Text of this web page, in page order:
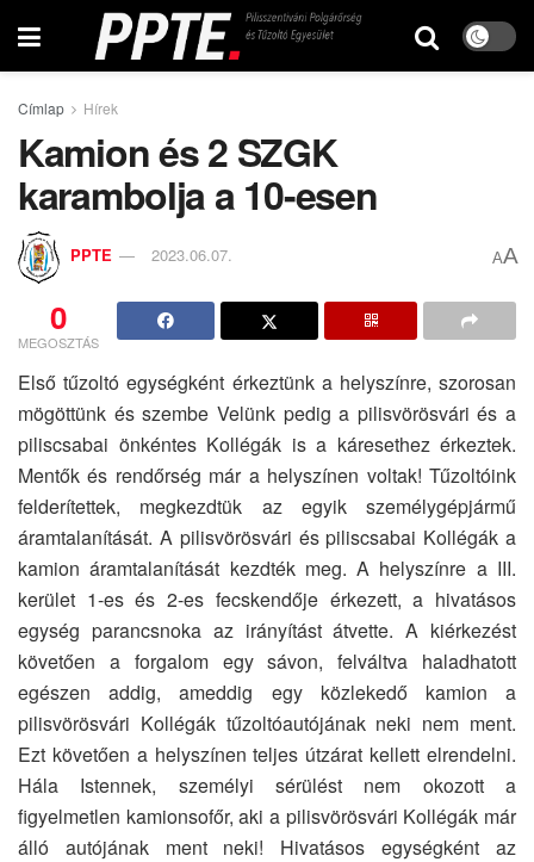
Címlap Hírek
Kamion és 2 SZGK
karambolja a 10-esen
PPTE 2023.06.07. AA
0
MEGOSZTÁS
Első tűzoltó egységként érkeztünk a helyszínre, szorosan
mögöttünk és szembe Velünk pedig a pilisvörösvári és a
piliscsabai önkéntes Kollégák is a káresethez érkeztek.
Mentők és rendőrség már a helyszínen voltak! Tűzoltóink
felderítettek, megkezdtük az egyik személygépjármű
áramtalanítását. A pilisvörösvári és piliscsabai Kollégák a
kamion áramtalanítását kezdték meg. A helyszínre a III.
kerület 1-es és 2-es fecskendője érkezett, a hivatásos
egység parancsnoka az irányítást átvette. A kiérkezést
követően a forgalom egy sávon, felváltva haladhatott
egészen addig, ameddig egy közlekedő kamion a
pilisvörösvári Kollégák tűzoltóautójának neki nem ment.
Ezt követően a helyszínen teljes útzárat kellett elrendelni.
Hála Istennek, személyi sérülést nem okozott a
figyelmetlen kamionsofőr, aki a pilisvörösvári Kollégák már
álló autójának ment neki! Hivatásos egységként az